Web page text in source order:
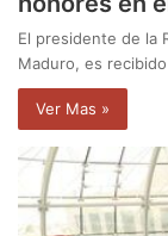
El presidente de la
Maduro, es
Ver Mas »